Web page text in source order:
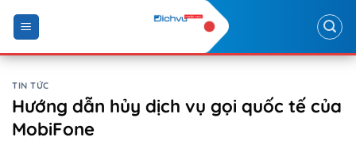
content
TIN TỨC
Hướng dẫn hủy dịch vụ gọi quốc tế của
MobiFone